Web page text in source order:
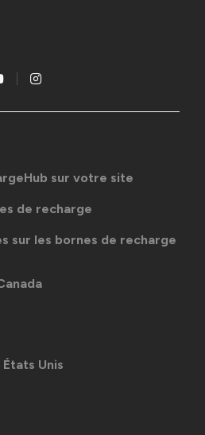
sur votre site
de recharge
sur les bornes de recharge
Unis